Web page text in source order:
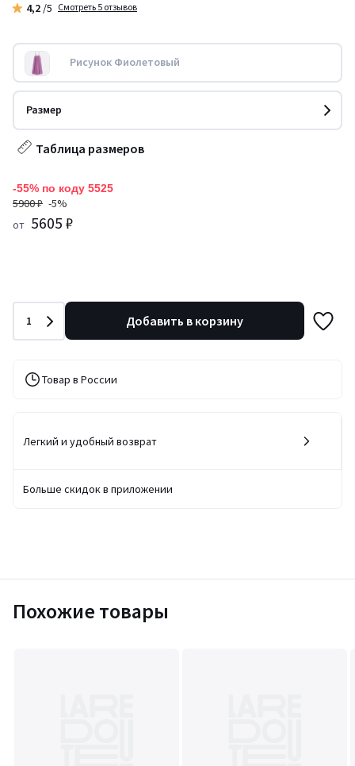
4,2 /5 Смотреть 5 отзывов
Рисунок Фиолетовый
Размер
Таблица размеров
-55% по коду 5525
5900 ₽ -5%
от 5605 ₽
Количество
1 Добавить в корзину
Товар в России
Легкий и удобный возврат
Больше скидок в приложении
Похожие товары